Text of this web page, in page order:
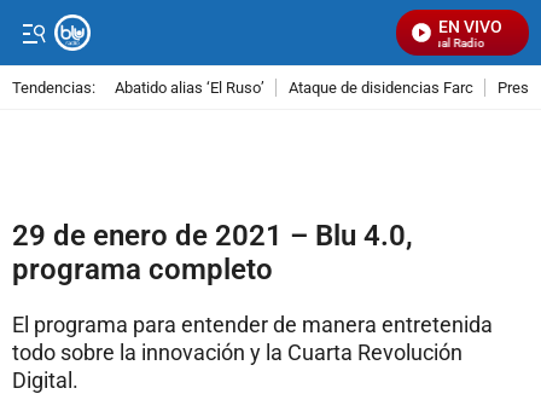
EN VIVO
Señal Visual Radio
Tendencias: Abatido alias ‘El Ruso’ Ataque de disidencias Farc
29 de enero de 2021 – Blu 4.0,
programa completo
El programa para entender de manera entretenida
todo sobre la innovación y la Cuarta Revolución
Digital.